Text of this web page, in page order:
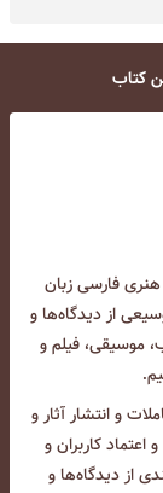
کتاب
فارسی زبان
از دیدگاه‌ها و
موسیقی، فیلم و
و انتشار آثار و
اعتماد کاربران و
از دیدگاه‌ها و